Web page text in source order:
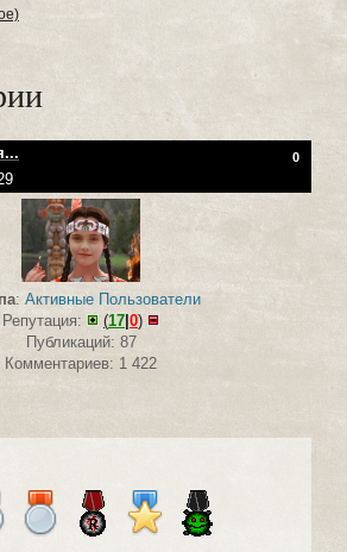
0
: Активные Пользователи
Репутация:
(17|0)
Публикаций: 87
Комментариев: 1 422